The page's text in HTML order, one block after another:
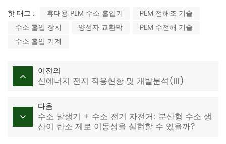
핫 태그 :
휴대용 PEM 수소 흡입기
PEM 전해조 기술
수소 흡입 장치
양성자 교환막
PEM 수전해 기술
수소 흡입 기계
이전의
신에너지 전지 적용현황 및 개발분석(III)
다음
수소 발생기 + 수소 전기 자전거: 분산형 수소 생
산이 탄소 제로 이동성을 실현할 수 있을까?